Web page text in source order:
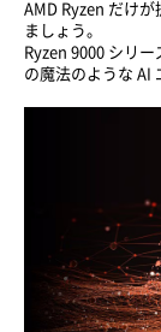
AMD Ryzen だけ
ましょう。
Ryzen 9000 シリ
の魔法のような AI